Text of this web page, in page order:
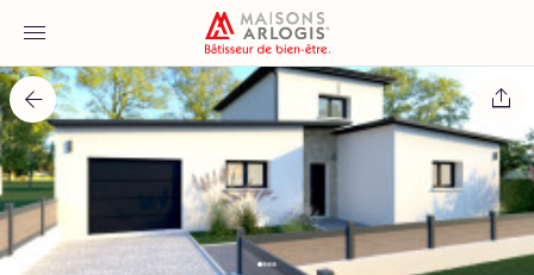
Accueil
Nos maisons
Nos annonces